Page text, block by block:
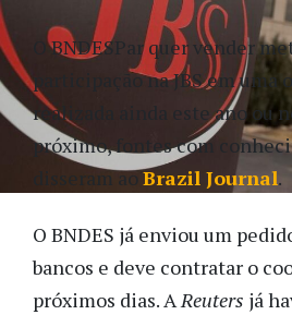
O BNDESPar quer vender
participação na JBS em uma
realizada ainda este ano ou
próximo, fontes com
disseram aoBrazil Journal.
O BNDES já enviou um
bancos e deve contratar o
próximos dias. AReuters já